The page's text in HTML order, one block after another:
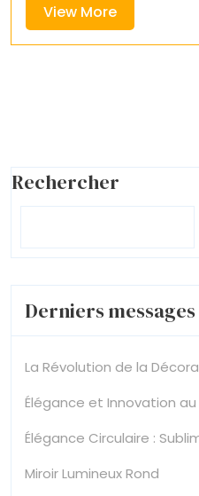
View MoreView
More
Rechercher
Derniers messages
La Révolution de la
Élégance et Innovation
Élégance Circulaire :
Miroir Lumineux Rond